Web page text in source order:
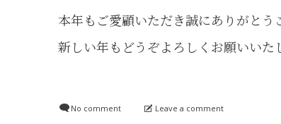
本年もご愛顧いただき誠にありがとう
新しい年もどうぞよろしくお願いいた
No comment Leave a comment